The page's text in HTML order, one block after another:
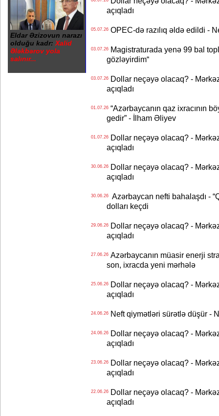
Eldar Əzizovun narazı
olduğu kadr: Xalid
Ələkbərov yola
salınır...
açıqladı
05.07.26OPEC-də razılıq əldə edildi -
03.07.26Magistraturada yenə 99 bal
gözləyirdim“
03.07.26Dollar neçəyə olacaq? -
açıqladı
01.07.26“Azərbaycanın qaz ixracının
gedir” - İlham Əliyev
01.07.26Dollar neçəyə olacaq? -
açıqladı
30.06.26Dollar neçəyə olacaq? -
açıqladı
30.06.26Azərbaycan nefti bahalaşdı -
dolları keçdi
29.06.26Dollar neçəyə olacaq? -
açıqladı
27.06.26Azərbaycanın müasir enerji
son, ixracda yeni mərhələ
25.06.26Dollar neçəyə olacaq? -
açıqladı
24.06.26Neft qiymətləri sürətlə düşür -
24.06.26Dollar neçəyə olacaq? -
açıqladı
23.06.26Dollar neçəyə olacaq? -
açıqladı
22.06.26Dollar neçəyə olacaq? -
açıqladı